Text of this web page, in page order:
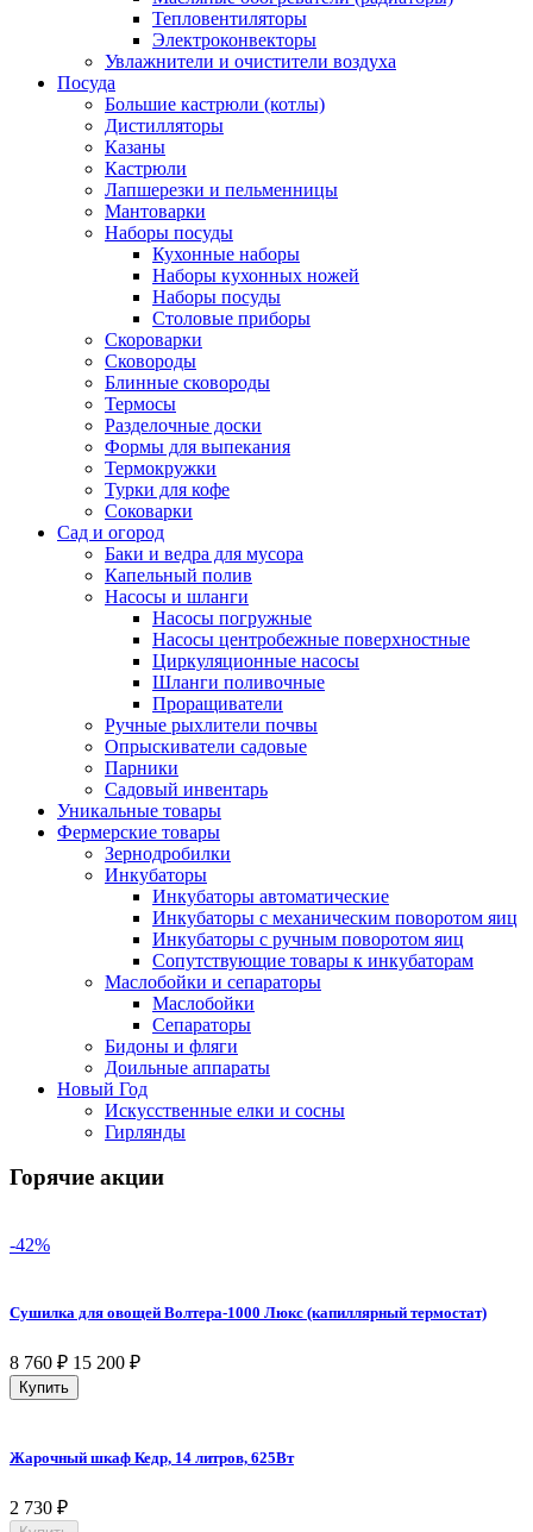
Тепловентиляторы
Электроконвекторы
Увлажнители и очистители воздуха
Посуда
Большие кастрюли (котлы)
Дистилляторы
Казаны
Кастрюли
Лапшерезки и пельменницы
Мантоварки
Наборы посуды
Кухонные наборы
Наборы кухонных ножей
Наборы посуды
Столовые приборы
Скороварки
Сковороды
Блинные сковороды
Термосы
Разделочные доски
Формы для выпекания
Термокружки
Турки для кофе
Соковарки
Сад и огород
Баки и ведра для мусора
Капельный полив
Насосы и шланги
Насосы погружные
Насосы центробежные поверхностные
Циркуляционные насосы
Шланги поливочные
Проращиватели
Ручные рыхлители почвы
Опрыскиватели садовые
Парники
Садовый инвентарь
Уникальные товары
Фермерские товары
Зернодробилки
Инкубаторы
Инкубаторы автоматические
Инкубаторы с механическим поворотом яиц
Инкубаторы с ручным поворотом яиц
Сопутствующие товары к инкубаторам
Маслобойки и сепараторы
Маслобойки
Сепараторы
Бидоны и фляги
Доильные аппараты
Новый Год
Искусственные елки и сосны
Гирлянды
Горячие акции
-42%
Сушилка для овощей Волтера-1000 Люкс (капиллярный термостат)
8 760 ₽ 15 200 ₽
Купить
Жарочный шкаф Кедр, 14 литров, 625Вт
2 730 ₽